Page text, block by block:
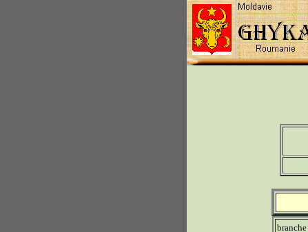
branche